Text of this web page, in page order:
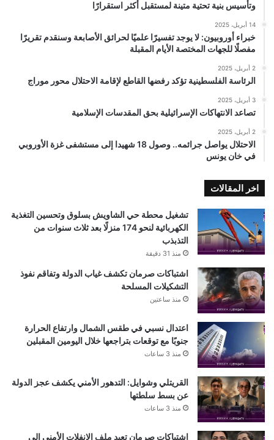
وتأسيس بنية تحتية متينة لمستقبل أكثر استقرارًا
14 أبريل، 2025
خبراء أوروبيون: لا يوجد تفسيرًا علميًا لحرائق الأصابعة وسنقدم تقريرًا
مفصلًا للجهات المختصة الأيام المقبلة
2 أبريل، 2025
الرئاسة الفلسطينية تؤكد رفضها القاطع لإقامة الاحتلال محور موراج
3 أبريل، 2025
تصاعد الانتهاكات الإسرائيلية بحق المقدسات الإسلامية
2 أبريل، 2025
الاحتلال يواصل جرائمه.. وصول 18 شهيدا إلى مستشفى غزة الأوروبي
في خان يونس
اخر المقالات
تشغيل محطة حي الشاويش بسلوق وتحسين التغذية
الكهربائية لنحو 174 منزلًا بعد ثلاث سنوات من
التذبذب
منذ 31 دقيقة
اشتباكات صرمان تكشف غياب الدولة وتفاقم نفوذ
التشكيلات المسلحة
منذ ساعتين
اعتدال نسبي في طقس الشمال وارتفاع الحرارة
جنوبًا مع توقعات بتراجعها خلال اليومين المقبلين
منذ 3 ساعات
القريتلي وشوايل: التدهور الأمني يكشف عجز الدولة
عن بسط سلطتها
منذ 3 ساعات
اشتباكات صرمان تعيد ملف الانفلات الأمني إلى